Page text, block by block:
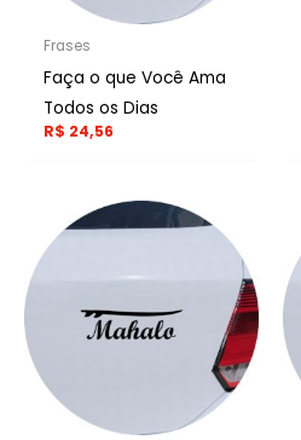
Frases
Faça o que Você Ama
Todos os Dias
R$ 24,56